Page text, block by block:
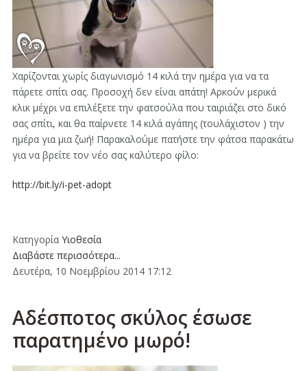
Χαρίζονται χωρίς διαγωνισμό 14 κιλά την ημέρα για να τα
πάρετε σπίτι σας. Προσοχή δεν είναι απάτη! Αρκούν μερικά
κλικ μέχρι να επιλέξετε την φατσούλα που ταιριάζει στο δικό
σας σπίτι, και θα παίρνετε 14 κιλά αγάπης (τουλάχιστον ) την
ημέρα για μια ζωή! Παρακαλούμε πατήστε την φάτσα παρακάτω
για να βρείτε τον νέο σας καλύτερο φίλο:
http://bit.ly/i-pet-adopt
Κατηγορία Υιοθεσία
Διαβάστε περισσότερα...
Δευτέρα, 10 Νοεμβρίου 2014 17:12
Αδέσποτος σκύλος έσωσε
παρατημένο μωρό!